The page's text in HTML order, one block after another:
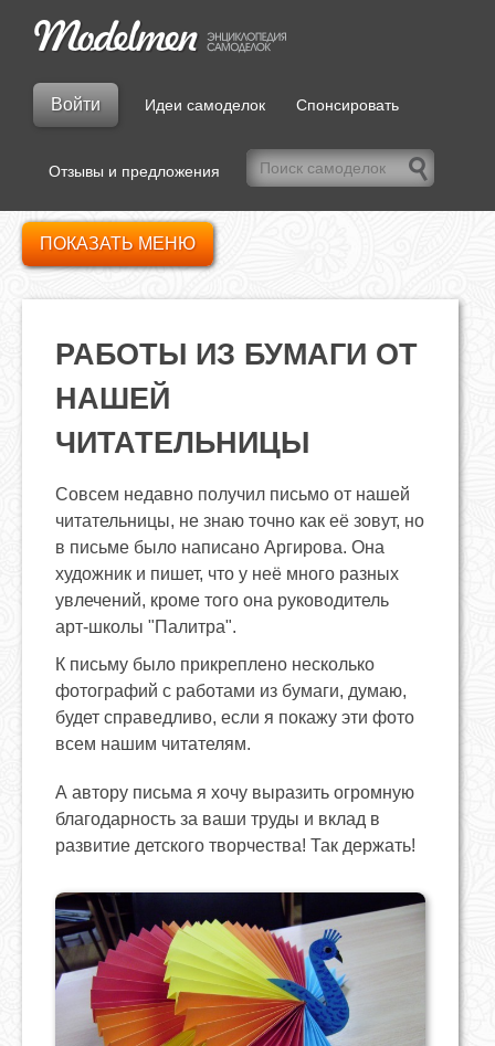
Войти Идеи самоделок Спонсировать
Отзывы и предложения
РАБОТЫ ИЗ БУМАГИ ОТ
НАШЕЙ
ЧИТАТЕЛЬНИЦЫ
Совсем недавно получил письмо от нашей
читательницы, не знаю точно как её зовут, но
в письме было написано Аргирова. Она
художник и пишет, что у неё много разных
увлечений, кроме того она руководитель
арт-школы "Палитра".
К письму было прикреплено несколько
фотографий с работами из бумаги, думаю,
будет справедливо, если я покажу эти фото
всем нашим читателям.
А автору письма я хочу выразить огромную
благодарность за ваши труды и вклад в
развитие детского творчества! Так держать!
ПОКАЗАТЬ МЕНЮ